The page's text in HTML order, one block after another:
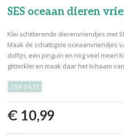
SES oceaan dieren
Klei schitterende dierenvriendjes met
Maak de schattigste oceaanvriendjes
dolfijn, een pinguïn en nog veel meer!
glitterklei en maak daar het lichaam
254 0435
€ 10,99